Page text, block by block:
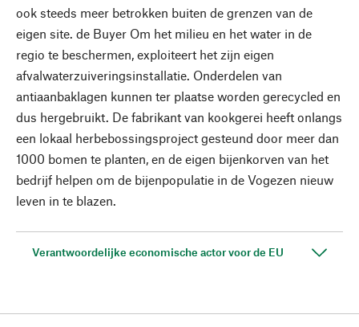
ook steeds meer betrokken buiten de grenzen van de
eigen site. de Buyer Om het milieu en het water in de
regio te beschermen, exploiteert het zijn eigen
afvalwaterzuiveringsinstallatie. Onderdelen van
antiaanbaklagen kunnen ter plaatse worden gerecycled en
dus hergebruikt. De fabrikant van kookgerei heeft onlangs
een lokaal herbebossingsproject gesteund door meer dan
1000 bomen te planten, en de eigen bijenkorven van het
bedrijf helpen om de bijenpopulatie in de Vogezen nieuw
leven in te blazen.
Verantwoordelijke economische actor voor de EU